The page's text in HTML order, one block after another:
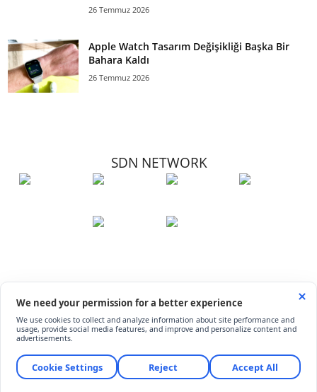
26 Temmuz 2026
Apple Watch Tasarım Değişikliği Başka Bir
Bahara Kaldı
26 Temmuz 2026
SDN NETWORK
© ShiftDelete.Net